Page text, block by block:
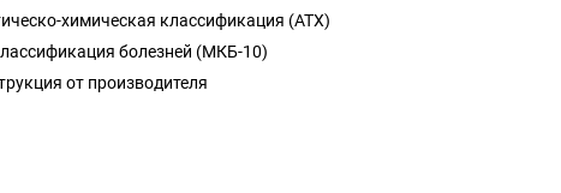
химическая классификация (ATX)
болезней (МКБ-10)
от производителя